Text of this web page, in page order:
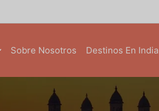
Sobre Nosotros Destinos En India